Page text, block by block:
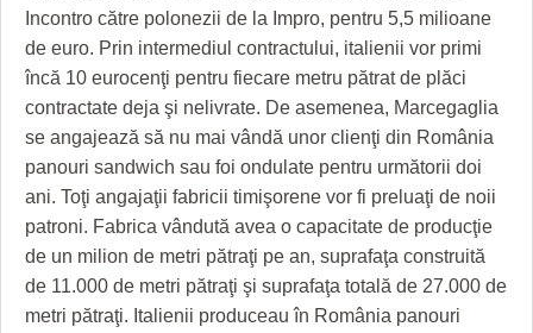
FILME DOCUMENTARE
CLIPURI VIDEO
JOCURI ONLINE
DIVERSE
FARMACII DIN TIMIŞOARA
HARTA TIMIŞOAREI
Incontro către polonezii de la Impro, pentru 5,5 milioane
de euro. Prin intermediul contractului, italienii vor primi
încă 10 eurocenţi pentru fiecare metru pătrat de plăci
contractate deja şi nelivrate. De asemenea, Marcegaglia
se angajează să nu mai vândă unor clienţi din România
panouri sandwich sau foi ondulate pentru următorii doi
ani. Toţi angajaţii fabricii timişorene vor fi preluaţi de noii
patroni. Fabrica vândută avea o capacitate de producţie
de un milion de metri pătraţi pe an, suprafaţa construită
de 11.000 de metri pătraţi şi suprafaţa totală de 27.000 de
metri pătraţi. Italienii produceau în România panouri